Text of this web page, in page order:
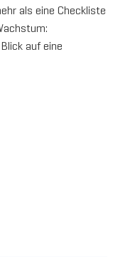
als eine Checkliste
auf eine